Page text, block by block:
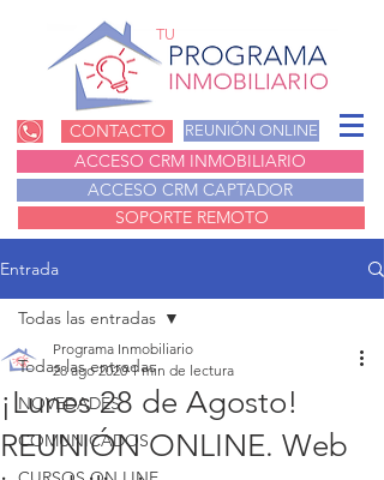
TU
CONTACTO REUNIÓN ONLINE
ACCESO CRM INMOBILIARIO
ACCESO CRM CAPTADOR
SOPORTE REMOTO
Entrada
Todas las entradas
NOVEDADES
COMUNICADOS
Todas las entradas
¡Lunes 28 de Agosto!
REUNIÓN ONLINE. Web
Programa Inmobiliario
28 ago 2020 1 min de lectura